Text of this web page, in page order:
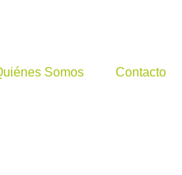
Somos Contacto